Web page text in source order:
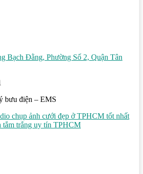
Bạch Đằng, Phường Số 2, Quận Tân
bưu điện – EMS
chụp ảnh cưới đẹp ở TPHCM tốt nhất
tắm trắng uy tín TPHCM